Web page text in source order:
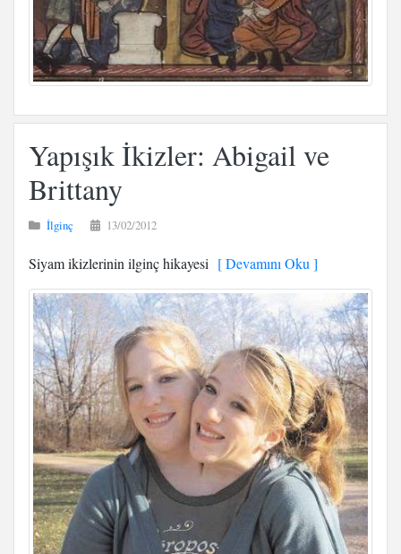
Yapışık İkizler: Abigail ve
Brittany
İlginç 13/02/2012
Siyam ikizlerinin ilginç hikayesi [ Devamını Oku ]